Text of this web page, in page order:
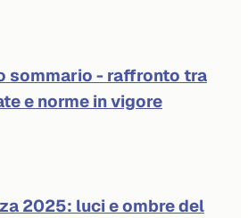
sommario - raffronto tra
e norme in vigore
2025: luci e ombre del